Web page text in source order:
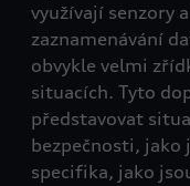
využívají senzory
zaznamenávání
obvykle velmi
situacích. Tyto
představovat
bezpečnosti, jako
specifika, jako